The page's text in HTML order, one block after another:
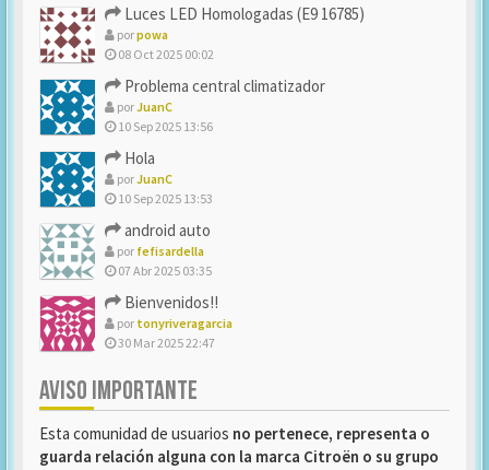
Luces LED Homologadas (E9 16785)
porpowa
08 Oct 2025 00:02
Problema central climatizador
porJuanC
10 Sep 2025 13:56
Hola
porJuanC
10 Sep 2025 13:53
android auto
por fefisardella
07 Abr 2025 03:35
Bienvenidos!!
por tonyriveragarcia
30 Mar 2025 22:47
AVISO IMPORTANTE
Esta comunidad de usuarios no pertenece, representa o
guarda relación alguna con la marca Citroën o su grupo